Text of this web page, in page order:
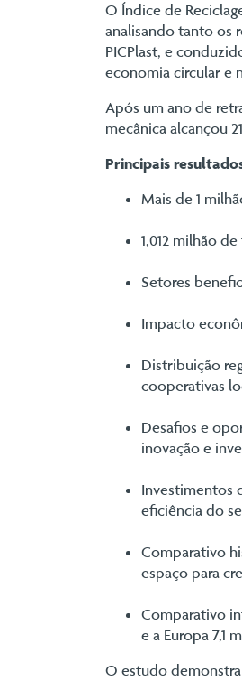
O Índice de
analisando tanto os
PICPlast, e
economia circular e
Após um ano de
mecânica alcançou
Principais
Mais de 1
1,012 milhão
Setores
Impacto
Distribuição
cooperativas
Desafios e
inovação e
Investimentos
eficiência do
Comparativo
espaço para
Comparativo
e a Europa 7,1
O estudo